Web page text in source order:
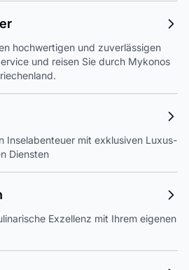
hochwertigen und zuverlässigen
und reisen Sie durch Mykonos
Inselabenteuer mit exklusiven Luxus-
Diensten
Exzellenz mit Ihrem eigenen